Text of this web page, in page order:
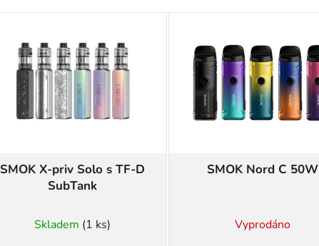
SMOK X-priv Solo s TF-D
SubTank
Skladem (1 ks)
SMOK Nord C 50W
Vyprodáno